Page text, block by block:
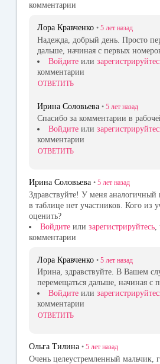
комментарии
Лора Кравченко • 5 лет назад
Надежда, добрый день. Просто
дальше, начиная с первых
Войдите или
комментарии
ОТВЕТИТЬ
Ирина Соловьева • 5 лет назад
Спасибо за комментарии в
Войдите или
комментарии
ОТВЕТИТЬ
Ирина Соловьева • 5 лет назад
Здравствуйте! У меня аналогичный
в таблице нет участников. Кого из
оценить?
Войдите или зарегистрируйтесь
комментарии
Лора Кравченко • 5 лет назад
Ирина, здравствуйте. В Вашем
перемещаться дальше, начиная с
Войдите или
комментарии
ОТВЕТИТЬ
Ольга Тилина • 5 лет назад
Очень целеустремленный мальчик,